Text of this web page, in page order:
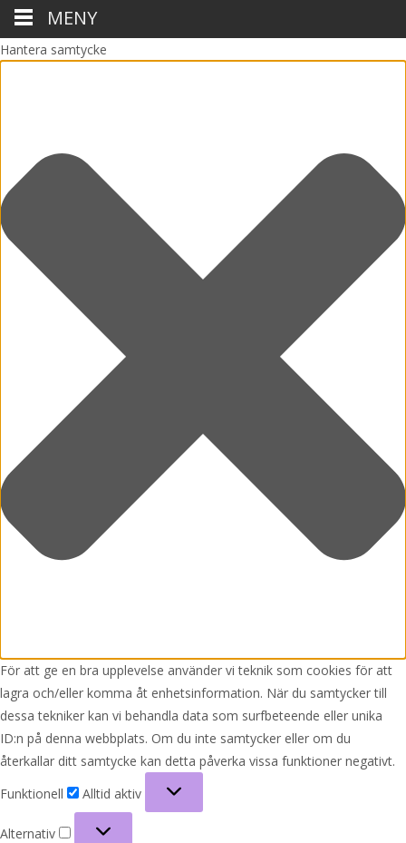
Hantera samtycke
För att ge en bra upplevelse använder vi teknik som cookies för att
lagra och/eller komma åt enhetsinformation. När du samtycker till
dessa tekniker kan vi behandla data som surfbeteende eller unika
ID:n på denna webbplats. Om du inte samtycker eller om du
återkallar ditt samtycke kan detta påverka vissa funktioner negativt.
Funktionell
Alltid aktiv
Alternativ
MENY